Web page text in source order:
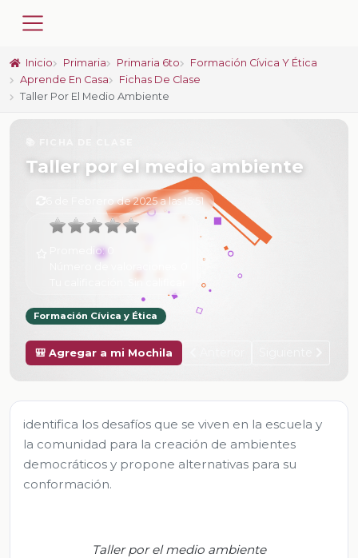
Inicio Primaria Primaria 6to
Formación Cívica Y Ética
Aprende En Casa
Fichas De Clase
Taller Por El Medio Ambiente
Taller por el medio ambiente
6 de Febrero de 2025 a las 15:51
Promedio:0
Sin calificar
Formación Cívica y Ética
🎒 Agregar a mi Mochila
identifica los desafíos que se viven en la escuela y
la comunidad para la creación de ambientes
democráticos y propone alternativas para su
conformación.
Taller por el medio ambiente